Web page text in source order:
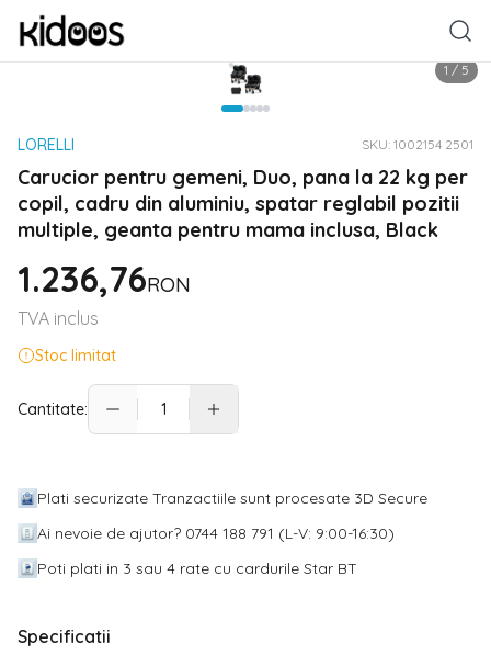
1 / 5
LORELLI SKU: 1002154 2501
Carucior pentru gemeni, Duo, pana la 22 kg per
copil, cadru din aluminiu, spatar reglabil pozitii
multiple, geanta pentru mama inclusa, Black
1.236,76RON
TVA inclus
Stoc limitat
Cantitate:
Plati securizate Tranzactiile sunt procesate 3D Secure
Ai nevoie de ajutor? 0744 188 791 (L-V: 9:00-16:30)
Poti plati in 3 sau 4 rate cu cardurile Star BT
Specificatii